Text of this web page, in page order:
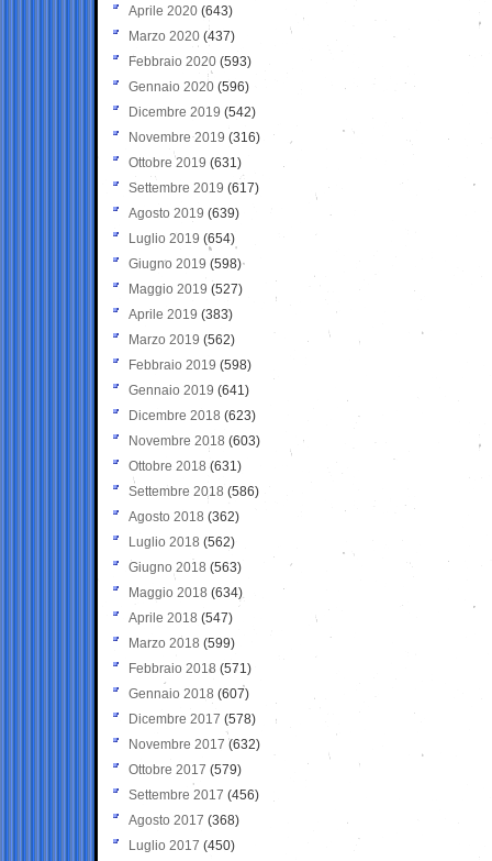
Aprile 2020 (643)
Marzo 2020 (437)
Febbraio 2020 (593)
Gennaio 2020 (596)
Dicembre 2019 (542)
Novembre 2019 (316)
Ottobre 2019 (631)
Settembre 2019 (617)
Agosto 2019 (639)
Luglio 2019 (654)
Giugno 2019 (598)
Maggio 2019 (527)
Aprile 2019 (383)
Marzo 2019 (562)
Febbraio 2019 (598)
Gennaio 2019 (641)
Dicembre 2018 (623)
Novembre 2018 (603)
Ottobre 2018 (631)
Settembre 2018 (586)
Agosto 2018 (362)
Luglio 2018 (562)
Giugno 2018 (563)
Maggio 2018 (634)
Aprile 2018 (547)
Marzo 2018 (599)
Febbraio 2018 (571)
Gennaio 2018 (607)
Dicembre 2017 (578)
Novembre 2017 (632)
Ottobre 2017 (579)
Settembre 2017 (456)
Agosto 2017 (368)
Luglio 2017 (450)